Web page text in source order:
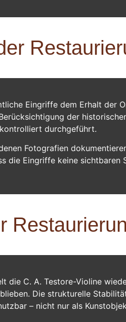
Eingriffe dem Erhalt
der
durchgeführt.
Fotografien
die Eingriffe keine
die C. A. Testore-Violine
Die strukturelle
– nicht nur als